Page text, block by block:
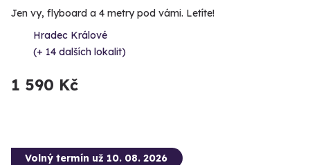
Jen vy, flyboard a 4 metry pod vámi. Letíte!
Hradec Králové
(+ 14 dalších lokalit)
1 590 Kč
Volný termín už 10. 08. 2026